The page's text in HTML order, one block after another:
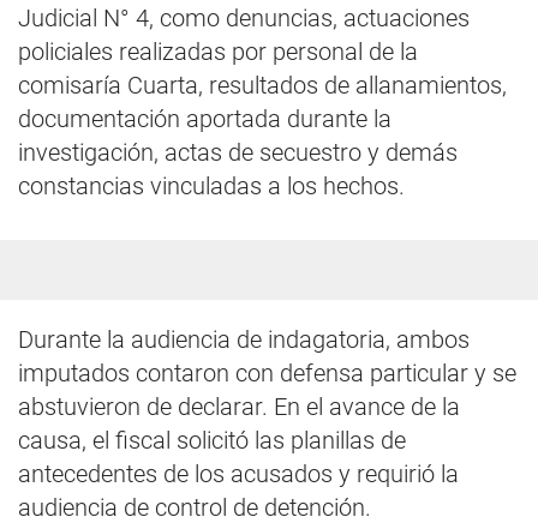
Judicial N° 4, como denuncias, actuaciones
policiales realizadas por personal de la
comisaría Cuarta, resultados de allanamientos,
documentación aportada durante la
investigación, actas de secuestro y demás
constancias vinculadas a los hechos.
Durante la audiencia de indagatoria, ambos
imputados contaron con defensa particular y se
abstuvieron de declarar. En el avance de la
causa, el fiscal solicitó las planillas de
antecedentes de los acusados y requirió la
audiencia de control de detención.